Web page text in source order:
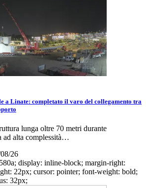
a Linate: completato il varo del collegamento tra
lunga oltre 70 metri durante
ad alta complessità…
26
display: inline-block; margin-right:
22px; cursor: pointer; font-weight: bold;
32px;